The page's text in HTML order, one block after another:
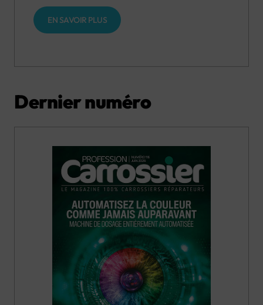
EN SAVOIR PLUS
Dernier numéro